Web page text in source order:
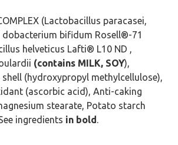
(Lactobacillus paracasei,
dobacterium bifidum Rosell®-71
helveticus Lafti® L10 ND ,
(contains MILK, SOY),
shell (hydroxypropyl methylcellulose),
(ascorbic acid), Anti-caking
stearate, Potato starch
ingredients in bold.